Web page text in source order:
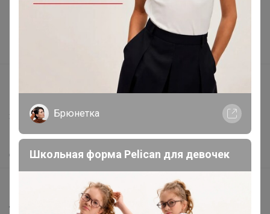
Защита покупателя
Помощь
О нас
Все предложения
Анонсы
Брюнетка
Школьная форма Pelican для девочек